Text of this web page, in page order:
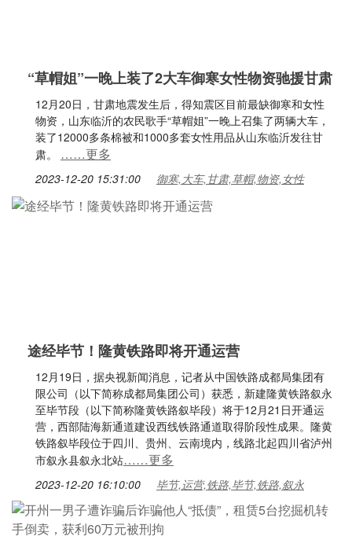
“草帽姐”一晚上装了2大车御寒女性物资驰援甘肃
12月20日，甘肃地震发生后，得知震区目前最缺御寒和女性
物资，山东临沂的农民歌手“草帽姐”一晚上召集了两辆大车，
装了12000多条棉被和1000多套女性用品从山东临沂发往甘
肃。 ……更多
2023-12-20 15:31:00 御寒,大车,甘肃,草帽,物资,女性
途经毕节！隆黄铁路即将开通运营
12月19日，据央视新闻消息，记者从中国铁路成都局集团有
限公司（以下简称成都局集团公司）获悉，新建隆黄铁路叙永
至毕节段（以下简称隆黄铁路叙毕段）将于12月21日开通运
营，西部陆海新通道建设西线铁路通道取得阶段性成果。隆黄
铁路叙毕段位于四川、贵州、云南境内，线路北起四川省泸州
市叙永县叙永北站……更多
2023-12-20 16:10:00 毕节,运营,铁路,毕节,铁路,叙永